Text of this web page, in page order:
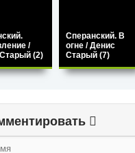
/
(2)
Сперанский. В
огне / Денис
Старый (7)